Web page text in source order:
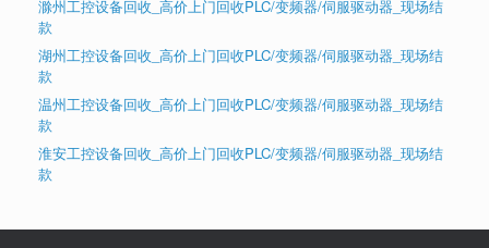
滁州工控设备回收_高价上门回收PLC/变频器/伺服驱动器_现场结
款
湖州工控设备回收_高价上门回收PLC/变频器/伺服驱动器_现场结
款
温州工控设备回收_高价上门回收PLC/变频器/伺服驱动器_现场结
款
淮安工控设备回收_高价上门回收PLC/变频器/伺服驱动器_现场结
款